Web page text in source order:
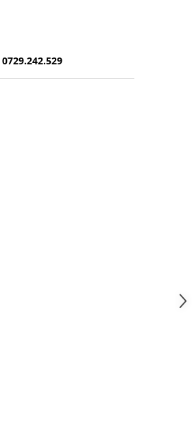
0729.242.529